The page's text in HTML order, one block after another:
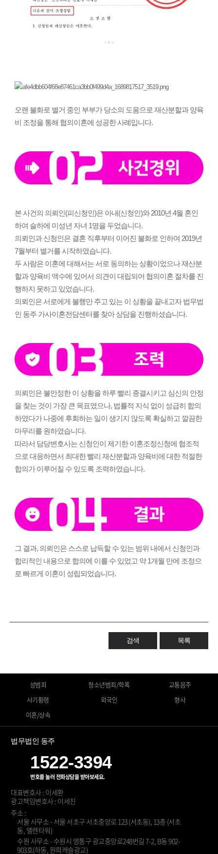
오랜 불화로 별거 중인 부부가 당소의 도움으로 재산분할과 양육
비 조정을 통해 협의이혼에 성공한 사례입니다.
본 사건의 의뢰인(피신청인)은 아내(신청인)와 2010년 4월 혼인
하여 슬하에 미성년 자녀 1명을 두었습니다.
의뢰인과 신청인은 결혼 직후부터 이어진 불화로 인하여 2019년
7월부터 별거를 시작하였습니다.
두 사람은 이혼에 대해서는 서로 동의하는 상황이었으나 재산분
할과 양육비 액수에 있어서 의견이 대립되어 협의이혼 절차를 진
행하지 못하고 있었습니다.
의뢰인은 서로에게 불행만 주고 있는 이 상황을 끝내고자 법무법
인 동주 가사이혼전담센터를 찾아 상담을 진행하셨습니다.
의뢰인은 불안정한 이 상황을 하루 빨리 종결시키고 심신의 안정
을 찾는 것이 가장 큰 목표였으나, 법률적 지식 없이 성급히 합의
하였다가 나중에 후회하는 일이 생기지 않도록 확실하고 깔끔한
마무리를 원하였습니다.
따라서 담당변호사는 신청인이 제기한 이혼조정신청에 협조적
으로 대응하면서 최대한 빨리 재산분할과 양육비에 대한 적절한
합의가 이루어질 수 있도록 조력하였습니다.
그 결과, 의뢰인은 스스로 납득할 수 있는 범위 내에서 신청인과
합리적인 내용으로 합의에 이를 수 있었고 약 1개월 만에 조정으
로 빠르게 이혼이 성립되었습니다.
검색 목록
성범죄 청소년범죄/학폭
교통음주
사기횡령
외국인
형사
이혼/상속
법무법인 동주
1522-3394
번호를 눌러 전화상담을 받아보세요.
대표변호사 : 이세환
광고책임변호사 : 이세진
주소 :
서울 사무소 - 서울 서초구 서초중앙로 123 (서초동), 13층 (서초
동, 엘렌타워)
수원 사무소 - 수원시 영통구 광교중앙로248번길 7-2, B동 902-
903호(하동, 원희캐슬광교)